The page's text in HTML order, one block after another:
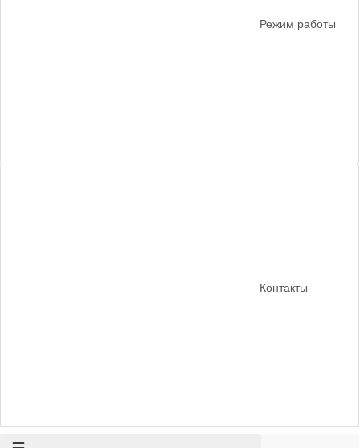
Режим работы
Контакты